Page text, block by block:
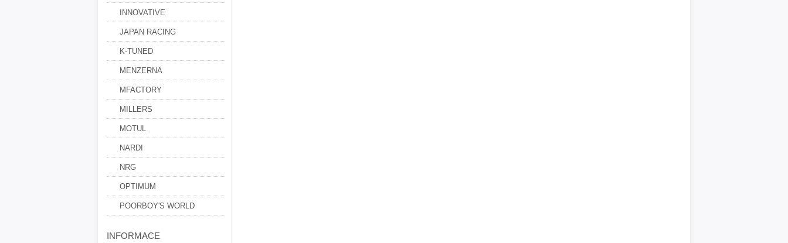
INNOVATIVE
JAPAN RACING
K-TUNED
MENZERNA
MFACTORY
MILLERS
MOTUL
NARDI
NRG
OPTIMUM
POORBOY'S WORLD
INFORMACE